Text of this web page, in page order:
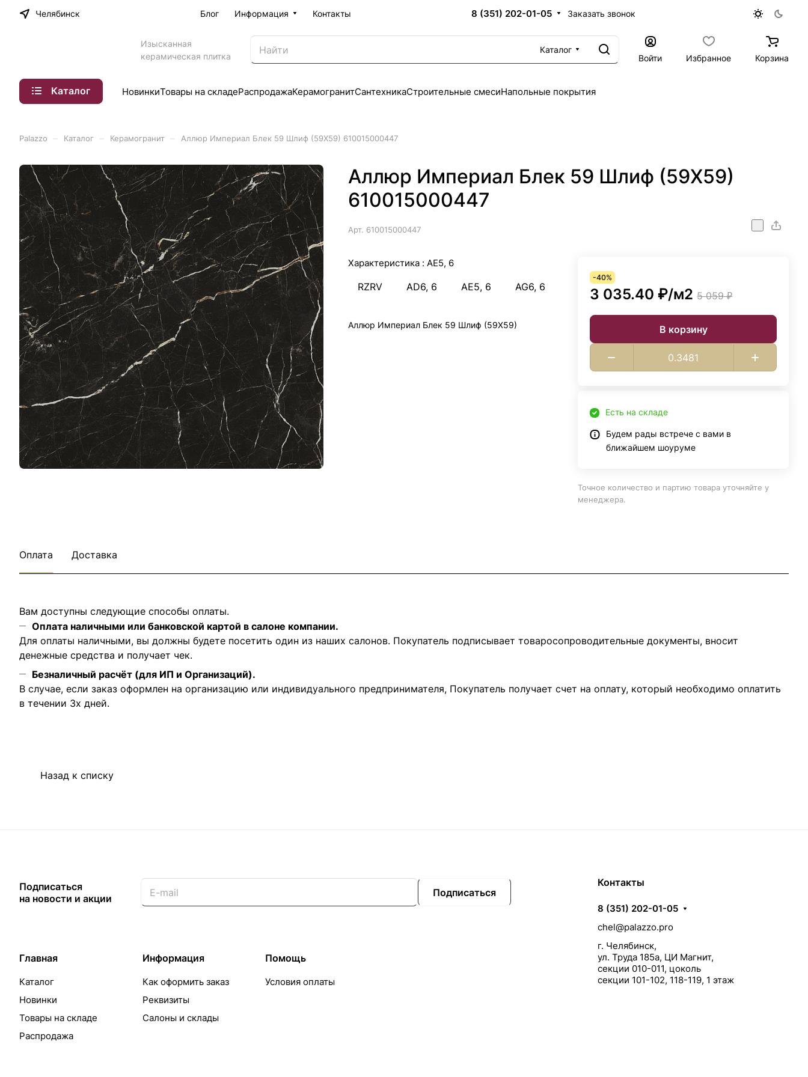
Челябинск Блог Информация Контакты 8 (351) 202-01-05 Заказать звонок
Изысканная
керамическая плитка
Каталог
Войти
Избранное Корзина
Каталог НовинкиТовары на складеРаспродажаКерамогранитСантехникаСтроительные смесиНапольные покрытия
Palazzo Каталог Керамогранит Аллюр Империал Блек 59 Шлиф (59X59) 610015000447
Аллюр Империал Блек 59 Шлиф (59X59)
610015000447
Арт. 610015000447
Характеристика : AE5, 6
RZRV AD6, 6 AE5, 6 AG6, 6
Аллюр Империал Блек 59 Шлиф (59X59)
-40%
3 035.40 ₽/м2 5 059 ₽
В корзину
Есть на складе
Будем рады встрече с вами в
ближайшем шоуруме
Точное количество и партию товара уточняйте у
менеджера.
Оплата Доставка
Вам доступны следующие способы оплаты.
Оплата наличными или банковской картой в салоне компании.
Для оплаты наличными, вы должны будете посетить один из наших салонов. Покупатель подписывает товаросопроводительные документы, вносит
денежные средства и получает чек.
Безналичный расчёт (для ИП и Организаций).
В случае, если заказ оформлен на организацию или индивидуального предпринимателя, Покупатель получает счет на оплату, который необходимо оплатить
в течении 3х дней.
Назад к списку
Подписаться
на новости и акции
Подписаться
Главная
Каталог
Новинки
Товары на складе
Распродажа
Информация
Как оформить заказ
Реквизиты
Салоны и склады
Помощь
Условия оплаты
Контакты
8 (351) 202-01-05
chel@palazzo.pro
г. Челябинск,
ул. Труда 185а, ЦИ Магнит,
секции 010-011, цоколь
секции 101-102, 118-119, 1 этаж